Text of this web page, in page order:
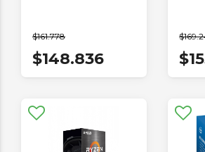
$161.778
$148.836